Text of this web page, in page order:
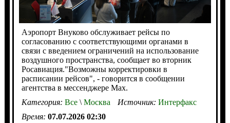
Аэропорт Внуково обслуживает рейсы по
согласованию с соответствующими органами в
связи с введением ограничений на использование
воздушного пространства, сообщает во вторник
Росавиация."Возможны корректировки в
расписании рейсов", - говорится в сообщении
агентства в мессенджере Max.
Категория: Все\Москва Источник: Интерфакс
Время: 07.07.2026 02:30